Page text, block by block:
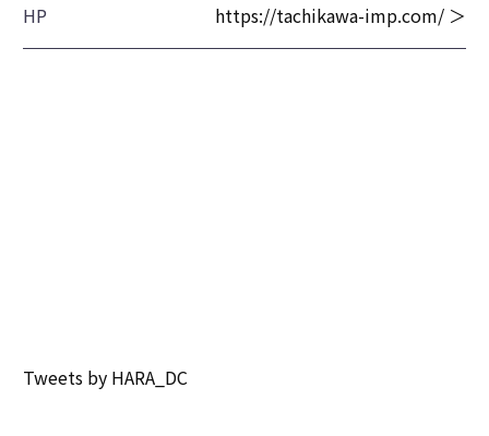
HP https://tachikawa-imp.com/ ＞
Tweets by HARA_DC